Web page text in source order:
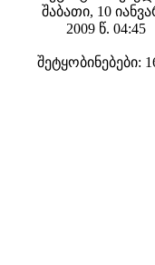
შაბათი, 10
2009 წ. 04:45
შეტყობინებები: